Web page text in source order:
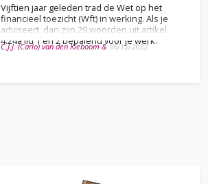
Vijftien jaar geleden trad de Wet op het
financieel toezicht (Wft) in werking. Als je
adviseert, dan zijn 29 woorden uit artikel
4:24a lid 1 en 2 bepalend voor je werk.
C.J.J. (Carlo) van den Kieboom &06/12/2022